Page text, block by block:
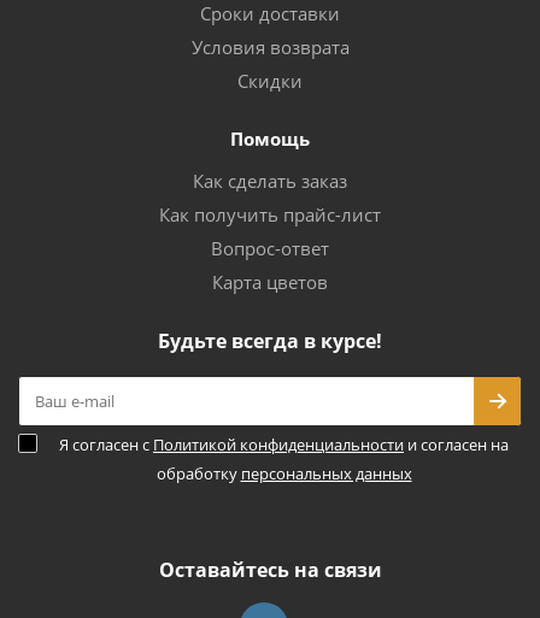
Сроки доставки
Условия возврата
Скидки
Помощь
Как сделать заказ
Как получить прайс-лист
Вопрос-ответ
Карта цветов
Будьте всегда в курсе!
Я согласен с Политикой конфиденциальности и согласен на
обработку персональных данных
Оставайтесь на связи